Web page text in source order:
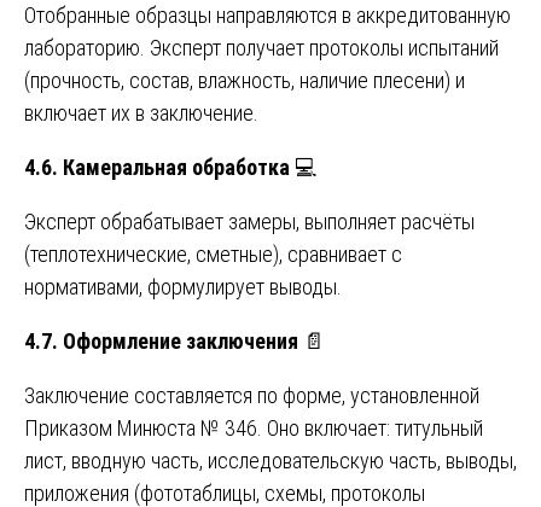
Отобранные образцы направляются в аккредитованную
лабораторию. Эксперт получает протоколы испытаний
(прочность, состав, влажность, наличие плесени) и
включает их в заключение.
4.6. Камеральная обработка 💻
Эксперт обрабатывает замеры, выполняет расчёты
(теплотехнические, сметные), сравнивает с
нормативами, формулирует выводы.
4.7. Оформление заключения 📄
Заключение составляется по форме, установленной
Приказом Минюста № 346. Оно включает: титульный
лист, вводную часть, исследовательскую часть, выводы,
приложения (фототаблицы, схемы, протоколы